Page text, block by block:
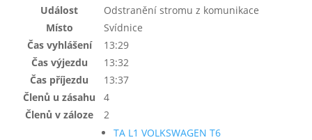
Událost
Odstranění stromu z komunikace
Místo
Svídnice
Čas vyhlášení
13:29
Čas výjezdu
13:32
Čas příjezdu
13:37
Členů u zásahu
4
Členů v záloze
2
TA L1 VOLKSWAGEN T6